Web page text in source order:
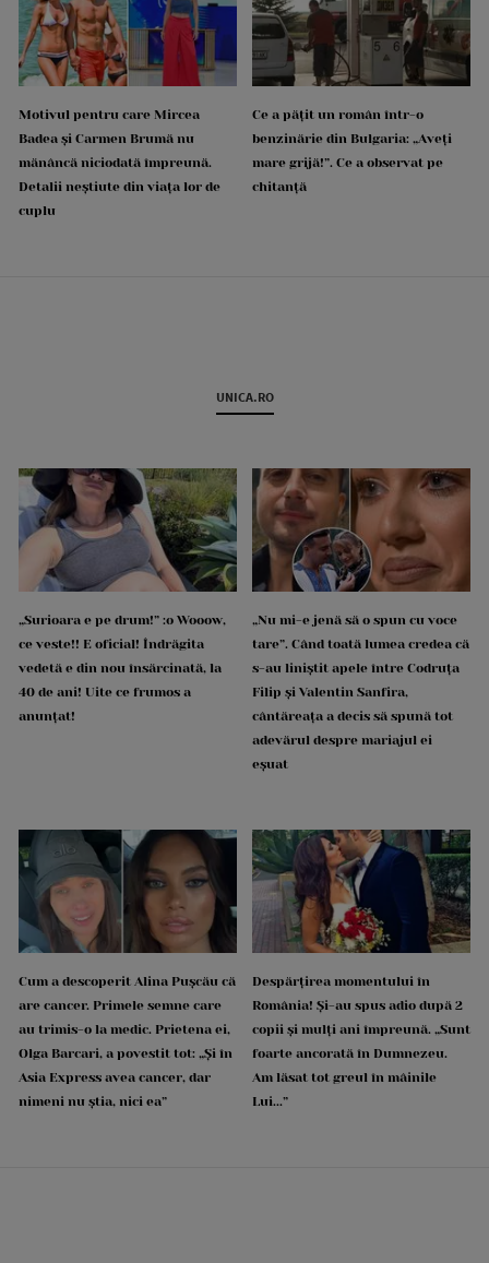
Motivul pentru care Mircea
Badea și Carmen Brumă nu
mănâncă niciodată împreună.
Detalii neștiute din viața lor de
cuplu
Ce a pățit un român într-o
benzinărie din Bulgaria: „Aveți
mare grijă!”. Ce a observat pe
chitanță
UNICA.RO
„Surioara e pe drum!” :o Wooow,
ce veste!! E oficial! Îndrăgita
vedetă e din nou însărcinată, la
40 de ani! Uite ce frumos a
anunțat!
„Nu mi-e jenă să o spun cu voce
tare”. Când toată lumea credea că
s-au liniștit apele între Codruța
Filip și Valentin Sanfira,
cântăreața a decis să spună tot
adevărul despre mariajul ei
eșuat
Cum a descoperit Alina Pușcău că
are cancer. Primele semne care
au trimis-o la medic. Prietena ei,
Olga Barcari, a povestit tot: „Și în
Asia Express avea cancer, dar
nimeni nu știa, nici ea”
Despărțirea momentului în
România! Și-au spus adio după 2
copii și mulți ani împreună. „Sunt
foarte ancorată în Dumnezeu.
Am lăsat tot greul în mâinile
Lui...”